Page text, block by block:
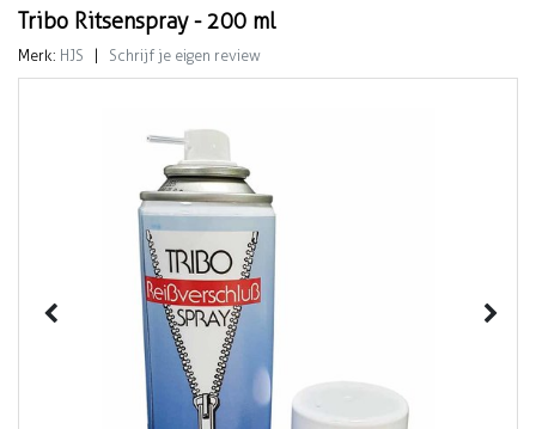
Tribo Ritsenspray - 200 ml
Merk: HJS Schrijf je eigen review